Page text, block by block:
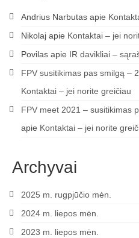
Andrius Narbutas apie
Nikolaj apie Kontaktai – jei
Povilas apie IR davikliai –
FPV susitikimas pas smilgą –
Kontaktai – jei norite greičiau
FPV meet 2021 – susitikimas
apie Kontaktai – jei norite
Archyvai
2025 m. rugpjūčio mėn.
2024 m. liepos mėn.
2023 m. liepos mėn.